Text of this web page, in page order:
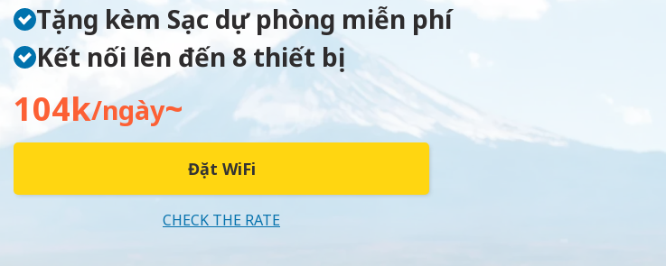
Tặng kèm Sạc dự phòng miễn phí
Kết nối lên đến 8 thiết bị
104k/ngày~
Đặt WiFi
CHECK THE RATE